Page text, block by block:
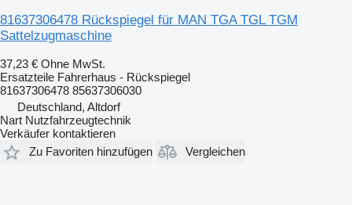
81637306478 Rückspiegel für MAN TGA TGL TGM
Sattelzugmaschine
37,23 € Ohne MwSt.
Ersatzteile Fahrerhaus - Rückspiegel
81637306478 85637306030
Deutschland, Altdorf
Nart Nutzfahrzeugtechnik
Verkäufer kontaktieren
Zu Favoriten hinzufügen
Vergleichen